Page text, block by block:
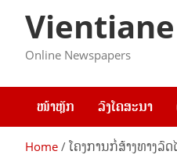
Online Newspapers
ໜ້າຫຼັກ ລົງໂຄສະນາ
Home ໂຄງການກໍ່ສ້າງທາງລົ